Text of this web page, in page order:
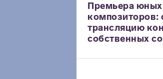
Премьера юных
композиторов:
трансляцию
собственных